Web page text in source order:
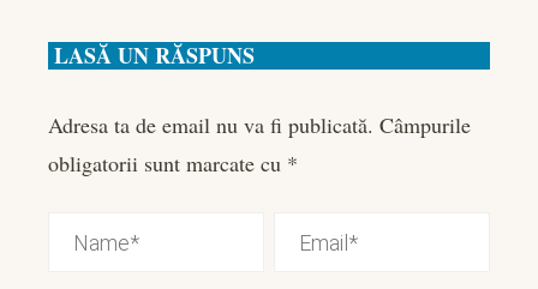
LASĂ UN RĂSPUNS
Adresa ta de email nu va fi publicată. Câmpurile
obligatorii sunt marcate cu *